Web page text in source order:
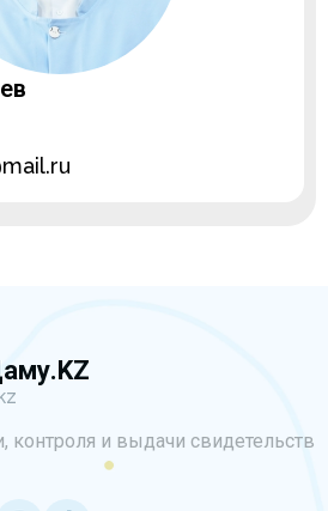
контроля и выдачи свидетельств